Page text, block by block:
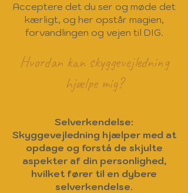
Acceptere det du ser og møde det
kærligt, og her opstår magien,
forvandlingen og vejen til DIG.
Hvordan kan skyggevejledning
hjælpe mig?
Selverkendelse:
Skyggevejledning hjælper med at
opdage og forstå de skjulte
aspekter af din personlighed,
hvilket fører til en dybere
selverkendelse.